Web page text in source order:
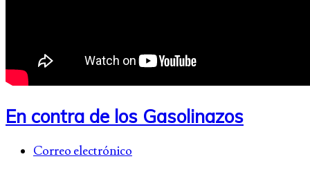
En contra de los Gasolinazos
Correo electrónico